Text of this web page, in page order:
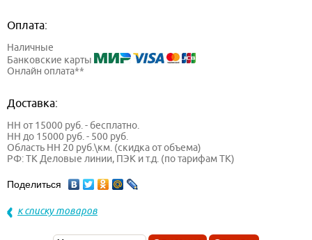
Оплата:
Наличные
Банковские карты
Онлайн оплата**
Доставка:
НН от 15000 руб. - бесплатно.
НН до 15000 руб. - 500 руб.
Область НН 20 руб.\км. (скидка от объема)
РФ: ТК Деловые линии, ПЭК и т.д. (по тарифам ТК)
Поделиться
к списку товаров